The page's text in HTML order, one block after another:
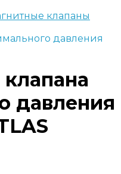
клапаны
давления
давления